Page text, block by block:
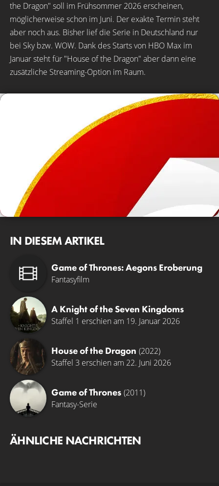
the Dragon" soll im Frühsommer 2026 erscheinen,
möglicherweise schon im Juni. Der exakte Termin steht
aber noch aus. Bisher lief die Serie in Deutschland nur
bei Sky bzw. WOW. Dank des Starts von HBO Max im
Januar steht für "House of the Dragon" aber dann eine
zusätzliche Streaming-Option im Raum.
IN DIESEM ARTIKEL
Game of Thrones: Aegons Eroberung
Fantasyfilm
A Knight of the Seven Kingdoms
Staffel 1 erschien am 19. Januar 2026
House of the Dragon (2022)
Staffel 3 erschien am 22. Juni 2026
Game of Thrones (2011)
Fantasy-Serie
ÄHNLICHE NACHRICHTEN